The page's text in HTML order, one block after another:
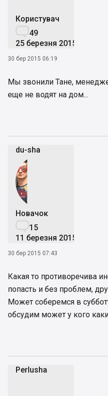
Користувач
49
25 березня 2015
30 бер 2015 06:19
Мы звонили Тане,
еще не водят на дом...
du-shа
Новачок
15
11 березня 2015
30 бер 2015 07:43
Какая то противоречива
попасть и без проблем,
Может соберемся в
обсудим может у кого
Perlusha